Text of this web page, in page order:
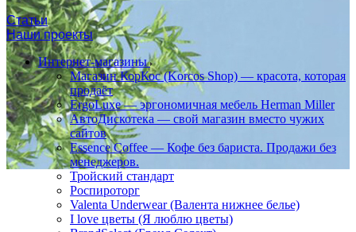
Статьи
Наши проекты
Интернет-магазины
Магазин КорКос (Korcos Shop) — красота, которая
продаёт
ErgoLuxe — эргономичная мебель Herman Miller
АвтоДискотека — свой магазин вместо чужих
сайтов
Essence Coffee — Кофе без бариста. Продажи без
менеджеров.
Тройский стандарт
Роспироторг
Valenta Underwear (Валента нижнее белье)
I love цветы (Я люблю цветы)